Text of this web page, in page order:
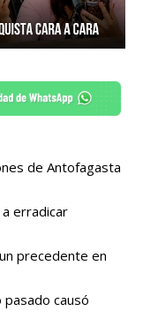
de Antofagasta
erradicar
precedente en
causó